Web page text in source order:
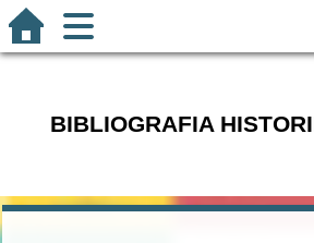
BIBLIOGRAFIA